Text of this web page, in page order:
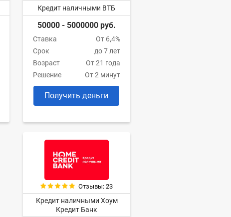
Кредит наличными ВТБ
50000 - 5000000 руб.
Ставка
От 6,4%
Срок
до 7 лет
Возраст
От 21 года
Решение
От 2 минут
Получить деньги
Отзывы: 23
Кредит наличными Хоум
Кредит Банк